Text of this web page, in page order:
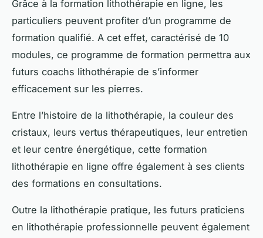
Grâce à la formation lithothérapie en ligne, les
particuliers peuvent profiter d’un programme de
formation qualifié. A cet effet, caractérisé de 10
modules, ce programme de formation permettra aux
futurs coachs lithothérapie de s’informer
efficacement sur les pierres.
Entre l’histoire de la lithothérapie, la couleur des
cristaux, leurs vertus thérapeutiques, leur entretien
et leur centre énergétique, cette formation
lithothérapie en ligne offre également à ses clients
des formations en consultations.
Outre la lithothérapie pratique, les futurs praticiens
en lithothérapie professionnelle peuvent également